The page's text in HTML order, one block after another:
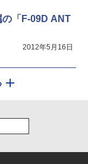
「F-09D ANT
2012年5月16日